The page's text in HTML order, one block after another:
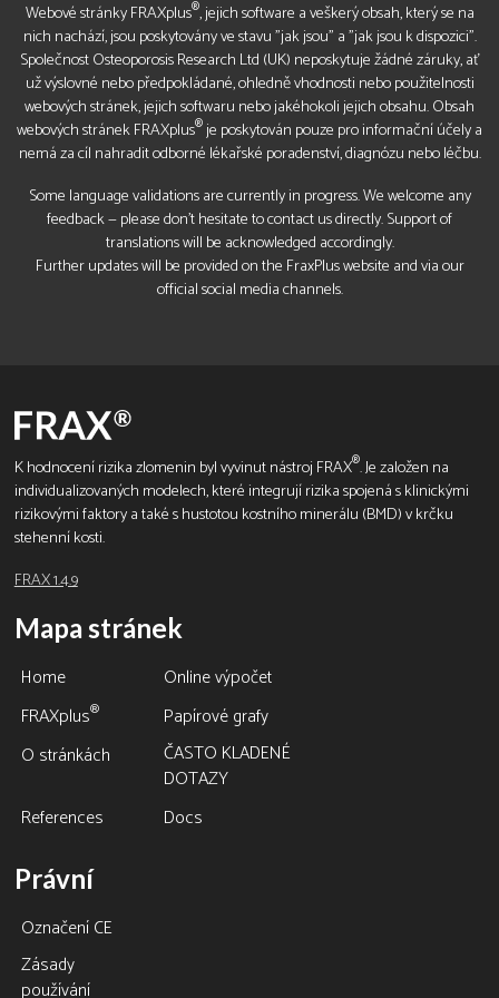
Webové stránky FRAXplus®, jejich software a veškerý obsah, který se na
nich nachází, jsou poskytovány ve stavu "jak jsou" a "jak jsou k dispozici".
Společnost Osteoporosis Research Ltd (UK) neposkytuje žádné záruky, ať
už výslovné nebo předpokládané, ohledně vhodnosti nebo použitelnosti
webových stránek, jejich softwaru nebo jakéhokoli jejich obsahu. Obsah
webových stránek FRAXplus®je poskytován pouze pro informační účely a
nemá za cíl nahradit odborné lékařské poradenství, diagnózu nebo léčbu.
Some language validations are currently in progress. We welcome any
feedback — please don’t hesitate to contact us directly. Support of
translations will be acknowledged accordingly.
Further updates will be provided on the FraxPlus website and via our
official social media channels.
K hodnocení rizika zlomenin byl vyvinut nástroj FRAX®. Je založen na
individualizovaných modelech, které integrují rizika spojená s klinickými
rizikovými faktory a také s hustotou kostního minerálu (BMD) v krčku
stehenní kosti.
FRAX 1.4.9
Mapa stránek
Home
Online výpočet
FRAXplus®
Papírové grafy
O stránkách
ČASTO KLADENÉ
DOTAZY
References
Docs
Právní
Označení CE
Zásady
používání